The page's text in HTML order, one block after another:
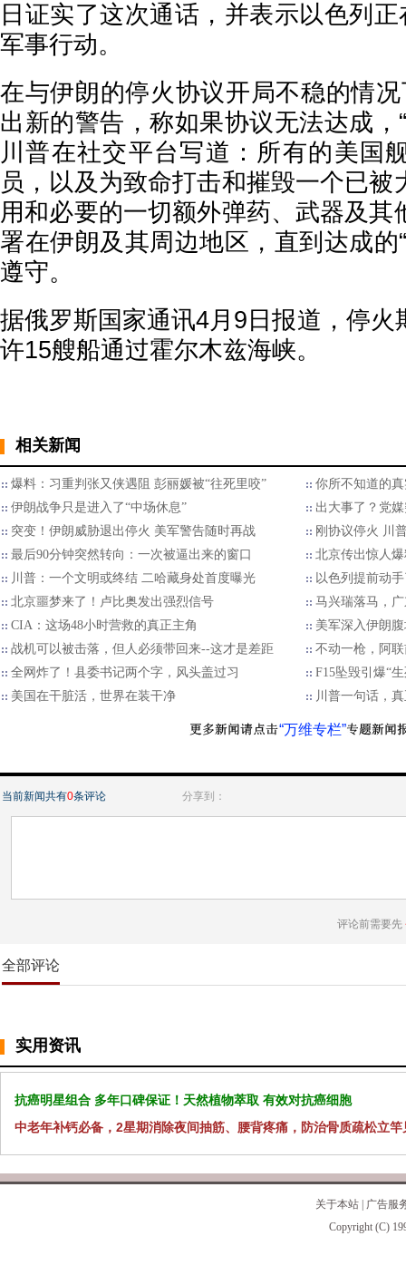
日证实了这次通话，并表示以色列正
军事行动。
在与伊朗的停火协议开局不稳的情
出新的警告，称如果协议无法达成，
川普在社交平台写道：所有的美国
员，以及为致命打击和摧毁一个已被
用和必要的一切额外弹药、武器及其
署在伊朗及其周边地区，直到达成的
遵守。
据俄罗斯国家通讯4月9日报道，停火
许15艘船通过霍尔木兹海峡。
相关新闻
爆料：习重判张又侠遇阻 彭丽媛被“往死里咬”
你所不知道的
伊朗战争只是进入了“中场休息”
出大事了？党
突变！伊朗威胁退出停火 美军警告随时再战
刚协议停火 川
最后90分钟突然转向：一次被逼出来的窗口
北京传出惊人
川普：一个文明或终结 二哈藏身处首度曝光
以色列提前动
北京噩梦来了！卢比奥发出强烈信号
马兴瑞落马，
CIA：这场48小时营救的真正主角
美军深入伊朗
战机可以被击落，但人必须带回来--这才是差距
不动一枪，阿
全网炸了！县委书记两个字，风头盖过习
F15坠毁引爆“
美国在干脏活，世界在装干净
川普一句话，
“万维专栏”
当前新闻共有0条评论 分享到：
评论前需要先
全部评论
实用资讯
抗癌明星组合 多年口碑保证！天然植物萃取 有效对抗癌细胞
中老年补钙必备，2星期消除夜间抽筋、腰背疼痛，防治骨质疏松立竿
关于本站
广告服
Copyright (C)